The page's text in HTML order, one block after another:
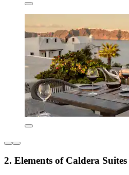
2. Elements of Caldera Suites